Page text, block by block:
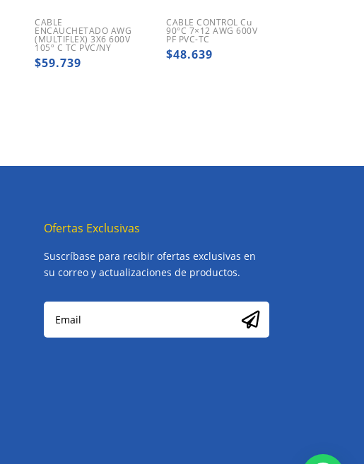
CABLE
ENCAUCHETADO AWG
(MULTIFLEX) 3X6 600V
105º C TC PVC/NY
$59.739
CABLE CONTROL Cu
90°C 7×12 AWG 600V
PF PVC-TC
$48.639
Ofertas Exclusivas
Suscríbase para recibir ofertas exclusivas en
su correo y actualizaciones de productos.